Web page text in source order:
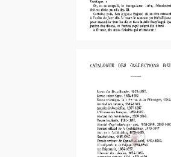
1888-2e sem. – 3e
1888-1er Sem.